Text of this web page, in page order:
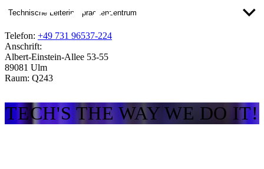
Technische Leiterin Sprachenzentrum
Telefon: +49 731 96537-224
Anschrift:
Albert-Einstein-Allee 53-55
89081 Ulm
Raum: Q243
TECH'S THE WAY WE DO IT!